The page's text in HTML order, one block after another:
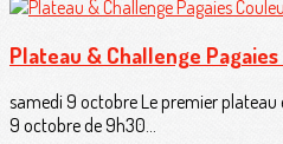
Plateau & Challenge
samedi 9 octobre Le premier
9 octobre de 9h30...